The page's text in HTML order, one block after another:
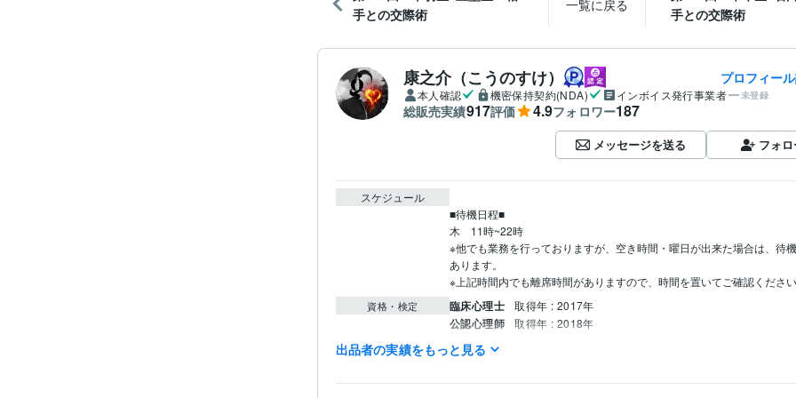
手との交際術
一覧に戻る
手との交際術
康之介（こうのすけ） プロフィー
本人確認 機密保持契約(NDA) インボイス発行事業者 未登録
総販売実績917評価 4.9フォロワー187
メッセージを送る フォ
スケジュール
■待機日程■
木　11時~22時
※他でも業務を行っておりますが、空き時間・曜日が出来た場合は、待
あります。
資格・検定 臨床心理士 取得年 : 2017年
公認心理師 取得年 : 2018年
産業カウンセラー
出品者の実績をもっと見る